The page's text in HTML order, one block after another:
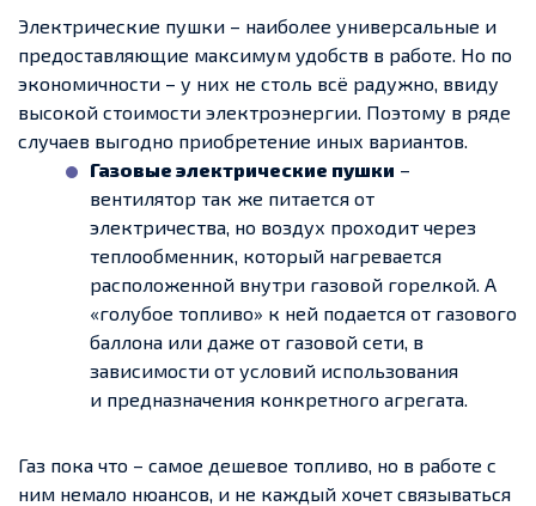
Электрические пушки – наиболее универсальные и
предоставляющие максимум удобств в работе. Но по
экономичности – у них не столь всё радужно, ввиду
высокой стоимости электроэнергии. Поэтому в ряде
случаев выгодно приобретение иных вариантов.
Газовые электрические пушки –
вентилятор так же питается от
электричества, но воздух проходит через
теплообменник, который нагревается
расположенной внутри газовой горелкой. А
«голубое топливо» к ней подается от газового
баллона или даже от газовой сети, в
зависимости от условий использования
и предназначения конкретного агрегата.
Газ пока что – самое дешевое топливо, но в работе с
ним немало нюансов, и не каждый хочет связываться